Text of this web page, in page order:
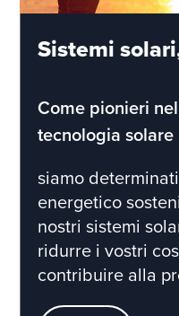
Sistemi
Come pionieri
tecnologia solare
siamo
energetico
nostri sistemi
ridurre i vostri
contribuire alla